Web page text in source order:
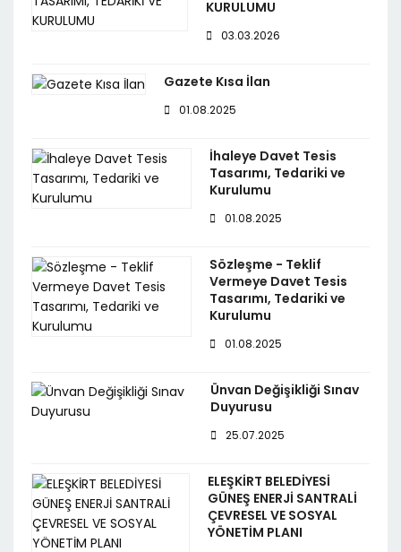
KURULUMU
03.03.2026
Gazete Kısa İlan
01.08.2025
İhaleye Davet Tesis
Tasarımı, Tedariki ve
Kurulumu
01.08.2025
Sözleşme - Teklif
Vermeye Davet Tesis
Tasarımı, Tedariki ve
Kurulumu
01.08.2025
Ünvan Değişikliği Sınav
Duyurusu
25.07.2025
ELEŞKİRT BELEDİYESİ
GÜNEŞ ENERJİ SANTRALİ
ÇEVRESEL VE SOSYAL
YÖNETİM PLANI